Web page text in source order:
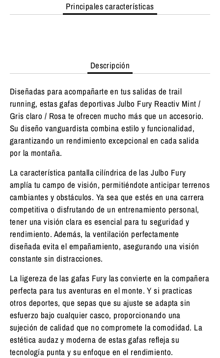
Principales características
Descripción
Diseñadas para acompañarte en tus salidas de trail
running, estas gafas deportivas Julbo Fury Reactiv Mint /
Gris claro / Rosa te ofrecen mucho más que un accesorio.
Su diseño vanguardista combina estilo y funcionalidad,
garantizando un rendimiento excepcional en cada salida
por la montaña.
La característica pantalla cilíndrica de las Julbo Fury
amplía tu campo de visión, permitiéndote anticipar terrenos
cambiantes y obstáculos. Ya sea que estés en una carrera
competitiva o disfrutando de un entrenamiento personal,
tener una visión clara es esencial para tu seguridad y
rendimiento. Además, la ventilación perfectamente
diseñada evita el empañamiento, asegurando una visión
constante sin distracciones.
La ligereza de las gafas Fury las convierte en la compañera
perfecta para tus aventuras en el monte. Y si practicas
otros deportes, que sepas que su ajuste se adapta sin
esfuerzo bajo cualquier casco, proporcionando una
sujeción de calidad que no compromete la comodidad. La
estética audaz y moderna de estas gafas refleja su
tecnología punta y su enfoque en el rendimiento.